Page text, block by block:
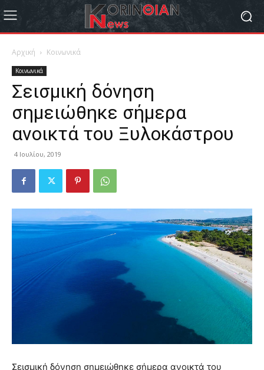
Αρχική Κοινωνικά
Κοινωνικά
Σεισμική δόνηση
σημειώθηκε σήμερα
ανοικτά του Ξυλοκάστρου
4 Ιουλίου, 2019
Σεισμική δόνηση σημειώθηκε σήμερα ανοικτά του